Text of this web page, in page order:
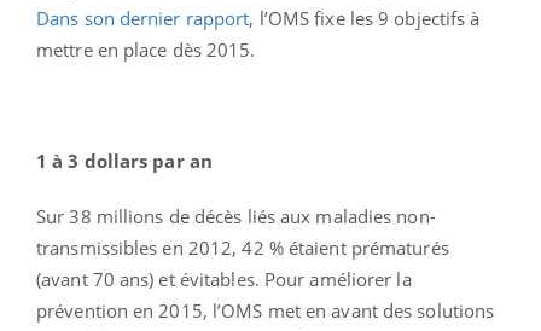
Dans son dernier rapport, l’OMS fixe les 9 objectifs à
mettre en place dès 2015.
1 à 3 dollars par an
Sur 38 millions de décès liés aux maladies non-
transmissibles en 2012, 42 % étaient prématurés
(avant 70 ans) et évitables. Pour améliorer la
prévention en 2015, l’OMS met en avant des solutions